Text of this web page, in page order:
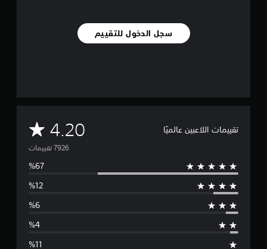
سجل الدخول للتقييم
تقييمات اللاعبين عالميًا 4.20م
ت
و
س
ط